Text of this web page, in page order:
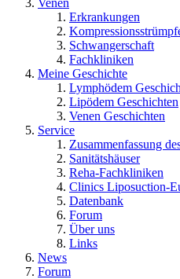
Venen
Erkrankungen
Schwangerschaft
Fachkliniken
Meine Geschichte
Lymphödem
Lipödem Geschichten
Venen Geschichten
Service
Zusammenfassung
Sanitätshäuser
Reha-Fachkliniken
Clinics Liposuction-
Datenbank
Forum
Über uns
Links
News
Forum